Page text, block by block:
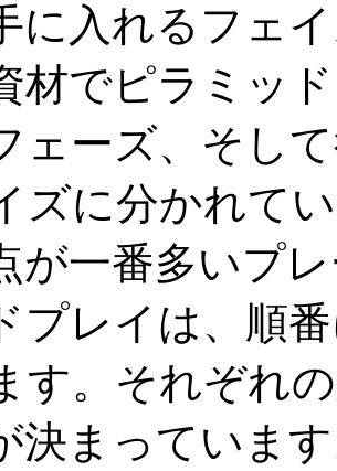
に入れるフェ
材でピラミッ
ェーズ、そし
ズに分かれて
が一番多いプ
レイは、順
す。それぞれ
決まっていま